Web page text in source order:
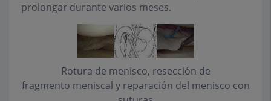
prolongar durante varios meses.
Rotura de menisco, resección de
fragmento meniscal y reparación del menisco con